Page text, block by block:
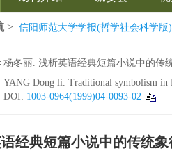
> 信阳师范大学学报(哲学社会科学版)
杨冬丽. 浅析英语经典短篇小说中的传
YANG Dong li. Traditional symbolism in
DOI: 1003-0964(1999)04-0093-02
经典短篇小说中的传统象